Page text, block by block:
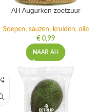
AH Augurken zoetzuur
Soepen, sauzen, kruiden, olie
€0,99
NAAR AH